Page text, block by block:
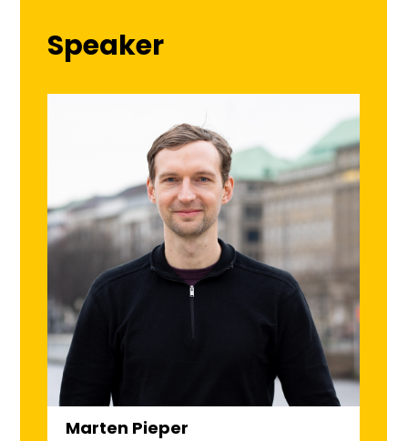
Speaker
Marten Pieper